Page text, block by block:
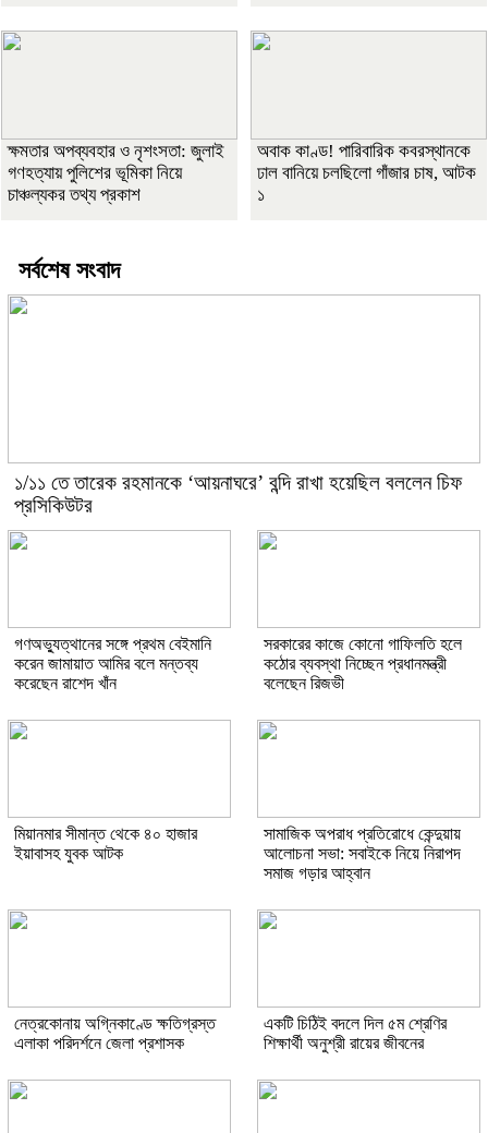
ক্ষমতার অপব্যবহার ও নৃশংসতা: জুলাই
গণহত্যায় পুলিশের ভূমিকা নিয়ে
চাঞ্চল্যকর তথ্য প্রকাশ
অবাক কাণ্ড! পারিবারিক কবরস্থানকে
ঢাল বানিয়ে চলছিলো গাঁজার চাষ, আটক
১
সর্বশেষ সংবাদ
১/১১ তে তারেক রহমানকে ‘আয়নাঘরে’ বন্দি রাখা হয়েছিল বললেন চিফ
প্রসিকিউটর
গণঅভ্যুত্থানের সঙ্গে প্রথম বেইমানি
করেন জামায়াত আমির বলে মন্তব্য
করেছেন রাশেদ খাঁন
সরকারের কাজে কোনো গাফিলতি হলে
কঠোর ব্যবস্থা নিচ্ছেন প্রধানমন্ত্রী
বলেছেন রিজভী
মিয়ানমার সীমান্ত থেকে ৪০ হাজার
ইয়াবাসহ যুবক আটক
সামাজিক অপরাধ প্রতিরোধে কেন্দুয়ায়
আলোচনা সভা: সবাইকে নিয়ে নিরাপদ
সমাজ গড়ার আহ্বান
নেত্রকোনায় অগ্নিকাণ্ডে ক্ষতিগ্রস্ত
এলাকা পরিদর্শনে জেলা প্রশাসক
একটি চিঠিই বদলে দিল ৫ম শ্রেণির
শিক্ষার্থী অনুশ্রী রায়ের জীবনের